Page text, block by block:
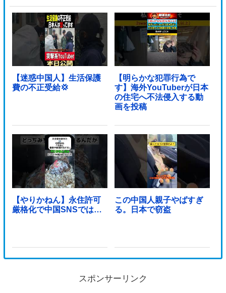
【迷惑中国人】生活保護
費の不正受給💢
【明らかな犯罪行為で
す】海外YouTuberが日本
の住宅へ不法侵入する動
画を投稿
【やりかねん】永住許可
厳格化で中国SNSでは…
この中国人親子やばすぎ
る。日本で窃盗
スポンサーリンク